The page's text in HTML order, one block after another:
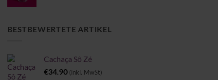
€6.00
BESTBEWERTETE ARTIKEL
Cachaça Sô Zé
€34.90 (inkl. MwSt)